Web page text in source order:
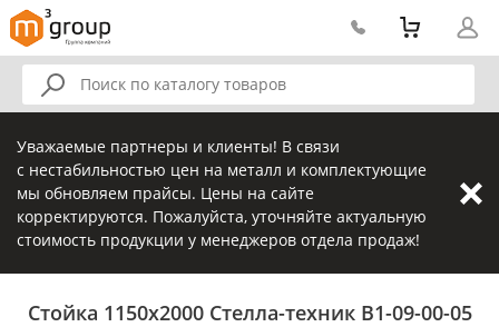
Уважаемые партнеры и клиенты! В связи
с нестабильностью цен на металл и комплектующие
мы обновляем прайсы. Цены на сайте
корректируются. Пожалуйста, уточняйте актуальную
стоимость продукции у менеджеров отдела продаж!
Стойка 1150х2000 Стелла-техник В1-09-00-05